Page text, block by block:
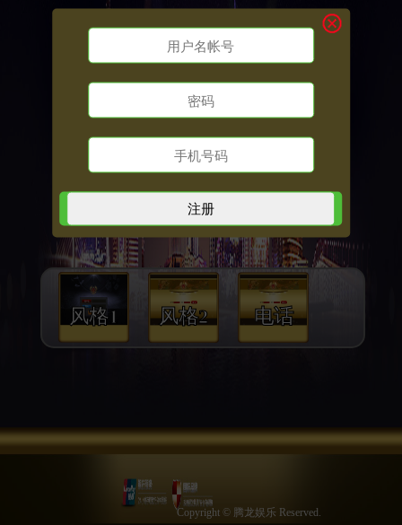
风格1 风格2 电话
Copyright © 腾龙娱乐 Reserved.